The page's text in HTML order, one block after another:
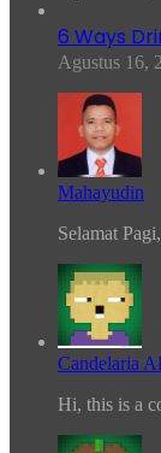
6 Ways
Agustus 16,
Mahayudin
Selamat
Candelaria
Hi, this is a